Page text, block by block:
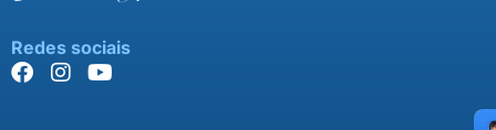
Redes sociais